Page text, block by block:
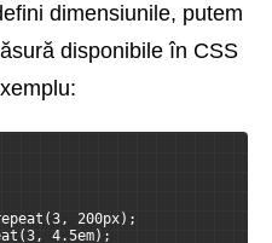
dimensiunile, putem
disponibile în CSS
200px);
4.5em);